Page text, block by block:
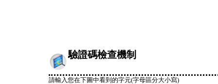
驗證碼檢查機制
請輸入您在下圖中看到的字元(字母區分大小寫)